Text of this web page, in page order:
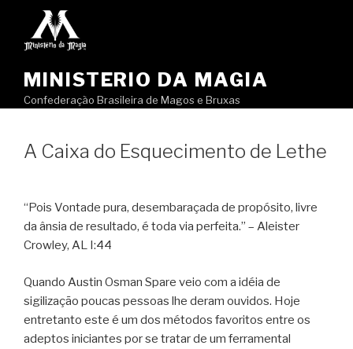
MINISTERIO DA MAGIA
Confederação Brasileira de Magos e Bruxas
A Caixa do Esquecimento de Lethe
“Pois Vontade pura, desembaraçada de propósito, livre
da ânsia de resultado, é toda via perfeita.” – Aleister
Crowley, AL I:44
Quando Austin Osman Spare veio com a idéia de
sigilização poucas pessoas lhe deram ouvidos. Hoje
entretanto este é um dos métodos favoritos entre os
adeptos iniciantes por se tratar de um ferramental